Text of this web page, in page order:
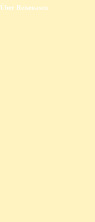
Über Reiseoasen